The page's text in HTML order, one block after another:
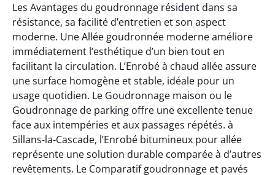
Les Avantages du goudronnage résident dans sa
résistance, sa facilité d’entretien et son aspect
moderne. Une Allée goudronnée moderne améliore
immédiatement l’esthétique d’un bien tout en
facilitant la circulation. L’Enrobé à chaud allée assure
une surface homogène et stable, idéale pour un
usage quotidien. Le Goudronnage maison ou le
Goudronnage de parking offre une excellente tenue
face aux intempéries et aux passages répétés. à
Sillans-la-Cascade, l’Enrobé bitumineux pour allée
représente une solution durable comparée à d’autres
revêtements. Le Comparatif goudronnage et pavés